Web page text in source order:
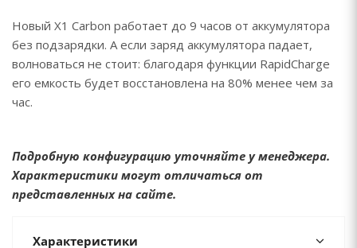
Новый X1 Carbon работает до 9 часов от аккумулятора
без подзарядки. А если заряд аккумулятора падает,
волноваться не стоит: благодаря функции RapidCharge
его емкость будет восстановлена на 80% менее чем за
час.
Подробную конфигурацию уточняйте у менеджера.
Характеристики могут отличаться от
представленных на сайте.
Характеристики